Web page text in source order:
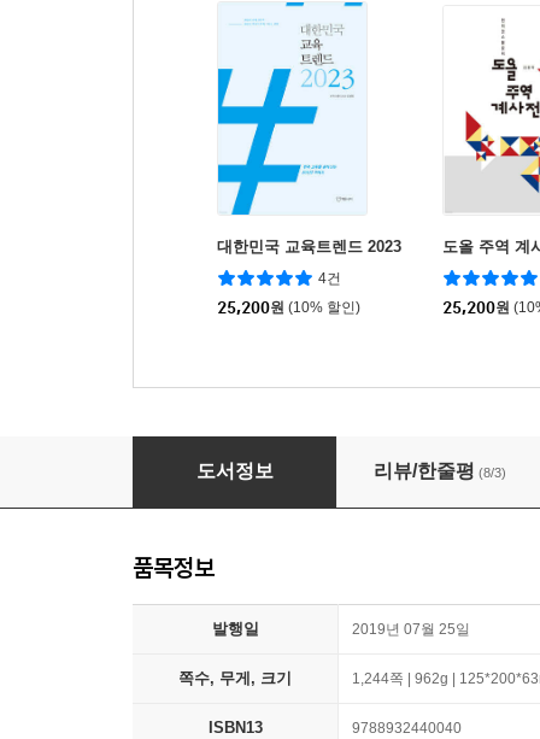
대한민국 교육트렌드 2023
4건
25,200원 (10% 할인)
도올 주역 계
25,200원
도서정보 리뷰/한줄평 (8/3)
품목정보
발행일 2019년 07월 25일
쪽수, 무게, 크기 1,244쪽 | 962g |
ISBN13 9788932440040